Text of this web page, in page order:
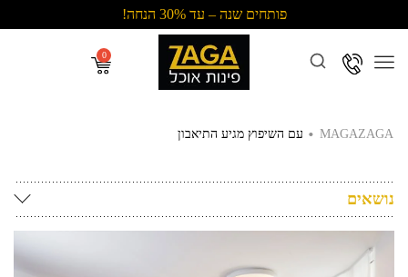
פותחים שנה – עד 30% הנחה!
Menu
MAGAZAGA
. עם השיפוץ מגיע התיאבון
נושאים